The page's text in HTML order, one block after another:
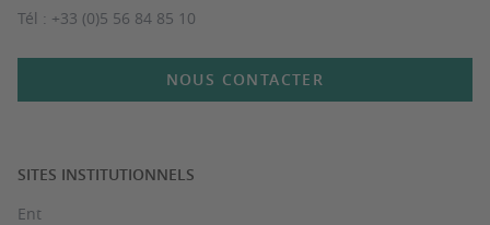
Tél : +33 (0)5 56 84 85 10
NOUS CONTACTER
SITES INSTITUTIONNELS
Ent